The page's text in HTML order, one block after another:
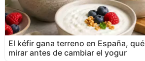
El kéfir gana terreno en España, qué
mirar antes de cambiar el yogur